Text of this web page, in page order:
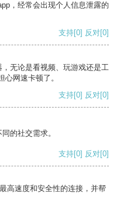
，经常会出现个人信息泄露的
支持[0] 反对[0]
无论是看视频、玩游戏还是工
网速卡顿了。
支持[0] 反对[0]
的社交需求。
支持[0] 反对[0]
高速度和安全性的连接，并帮